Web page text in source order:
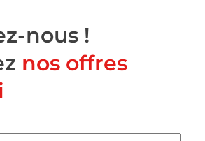
nous !
nos offres